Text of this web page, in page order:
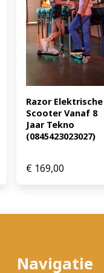
Razor Elektrische
Scooter Vanaf 8
Jaar Tekno
(0845423023027)
€169,00
Navigatie